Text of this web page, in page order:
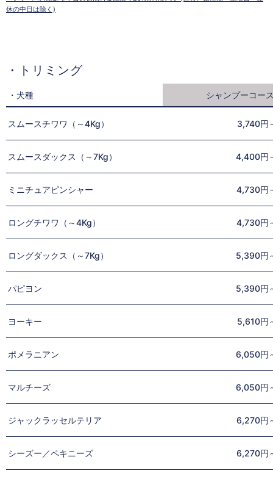
休の中日は除く)
・トリミング
・犬種 シャンプーコー
スムースチワワ（～4Kg） 3,740円
スムースダックス（～7Kg） 4,400円
ミニチュアピンシャー 4,730円
ロングチワワ（～4Kg） 4,730円
ロングダックス（～7Kg） 5,390円
パピヨン 5,390円
ヨーキー 5,610円
ポメラニアン 6,050円
マルチーズ 6,050円
ジャックラッセルテリア 6,270円
シーズー／ペキニーズ 6,270円